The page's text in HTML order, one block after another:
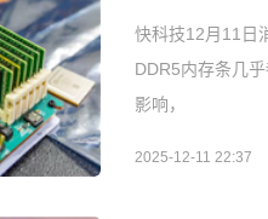
快科技12月11日
DDR5内存条几
影响，
2025-12-11 22:37